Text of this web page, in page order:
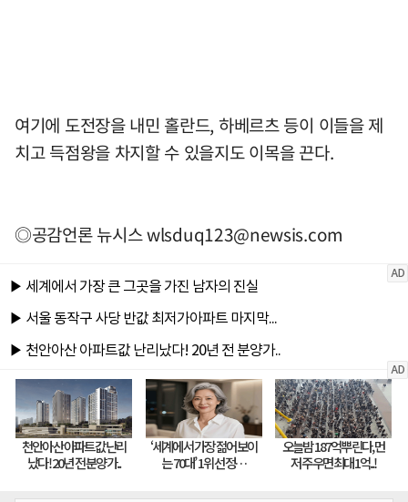
여기에 도전장을 내민 홀란드, 하베르츠 등이 이들을 제
치고 득점왕을 차지할 수 있을지도 이목을 끈다.
◎공감언론 뉴시스wlsduq123@newsis.com